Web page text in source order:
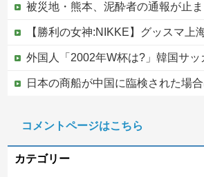
被災地・熊本、泥酔者の通報が止まらず
【勝利の女神:NIKKE】グッスマ上海「エレグ:ブーム・アンド・ショ
外国人「2002年W杯は?」韓国サッカーに衝撃的不祥事！W杯予選でレフリーへの性
日本の商船が中国に臨検された場合は「台湾軍が
【移民政策反対】イオンの売り場で唐揚げ
コメントページはこちら
カテゴリー